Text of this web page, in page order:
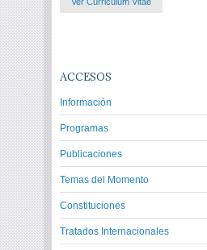
ACCESOS
Información
Programas
Publicaciones
Temas del Momento
Constituciones
Tratados Internacionales